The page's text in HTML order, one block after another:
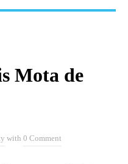
Mota de
with 0 Comment